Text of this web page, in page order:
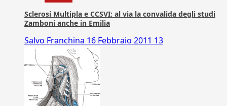
Sclerosi Multipla e CCSVI: al via la convalida degli studi
Zamboni anche in Emilia
Salvo Franchina 16 Febbraio 2011 13